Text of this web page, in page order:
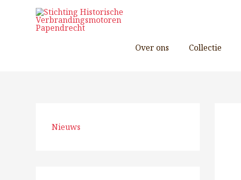
Over ons Collectie
Nieuws